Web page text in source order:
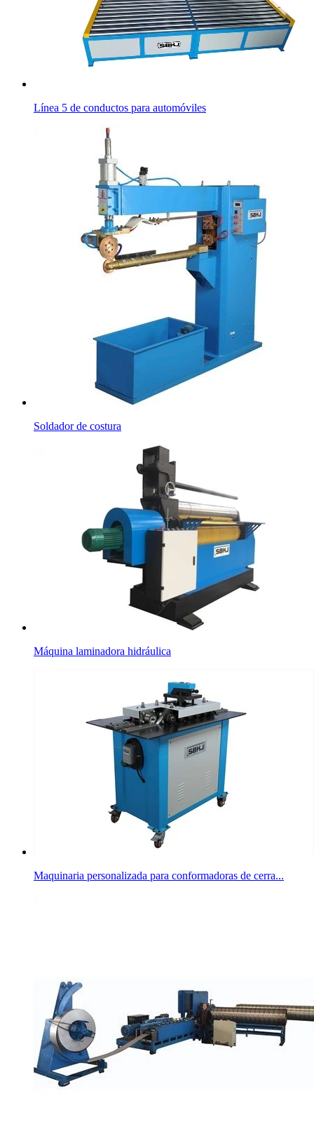
Línea 5 de conductos para automóviles
Soldador de costura
Máquina laminadora hidráulica
Maquinaria personalizada para conformadoras de cerra...